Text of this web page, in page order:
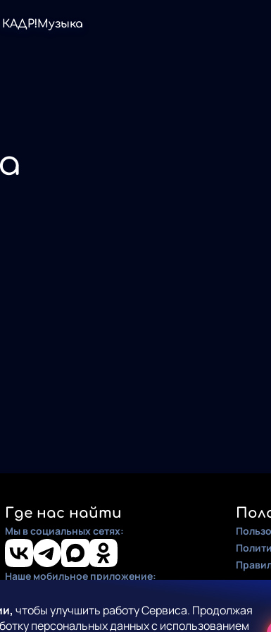
Музыка
чтобы улучшить работу Сервиса. Продолжая
персональных данных с использованием
Где нас найти
Мы в социальных сетях:
Наше мобильное приложение: